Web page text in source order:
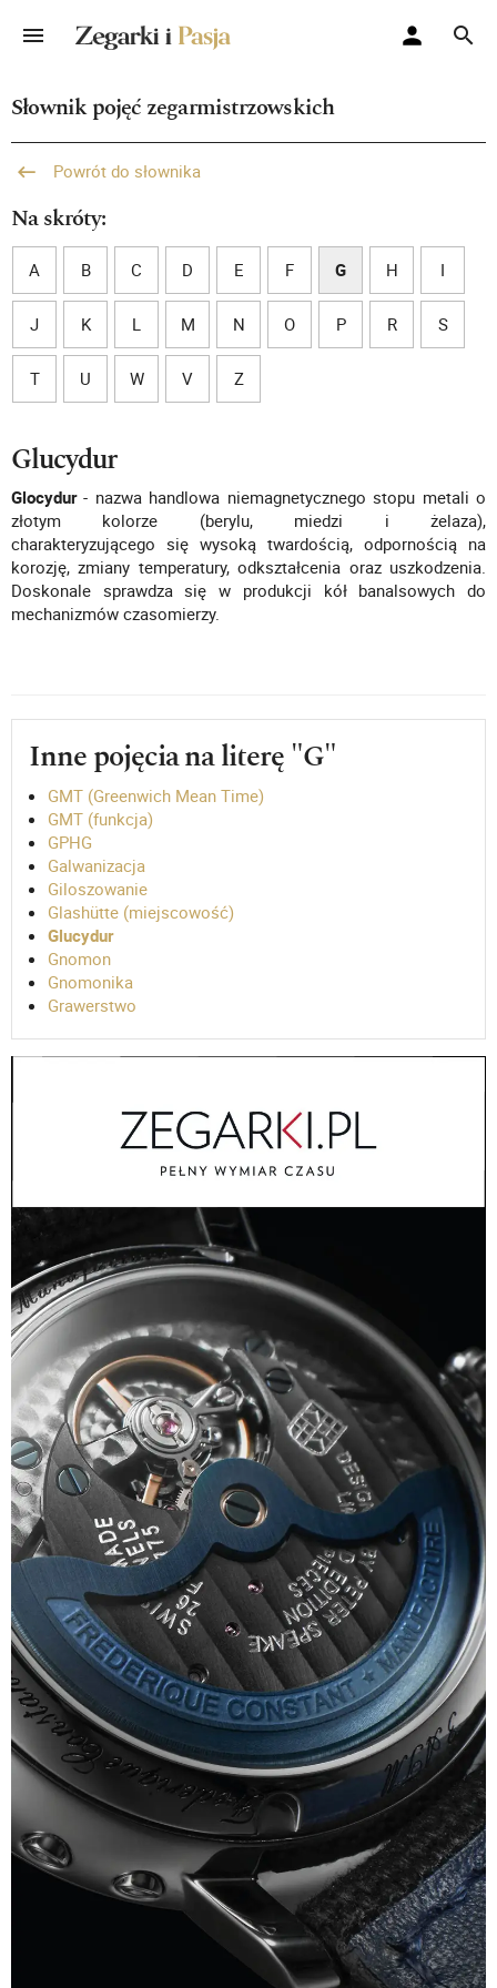
Słownik pojęć zegarmistrzowskich
Powrót do słownika
Na skróty:
A B C D E F G H I
J K L M N O P R S
T U W V Z
Glucydur
Glocydur- nazwa handlowa niemagnetycznego stopu metali o
złotym kolorze (berylu, miedzi i żelaza),
charakteryzującego się wysoką twardością, odpornością na
korozję, zmiany temperatury, odkształcenia oraz uszkodzenia.
Doskonale sprawdza się w produkcji kół banalsowych do
mechanizmów czasomierzy.
Inne pojęcia na literę "G"
GMT (Greenwich Mean Time)
GMT (funkcja)
GPHG
Galwanizacja
Giloszowanie
Glashütte (miejscowość)
Glucydur
Gnomon
Gnomonika
Grawerstwo